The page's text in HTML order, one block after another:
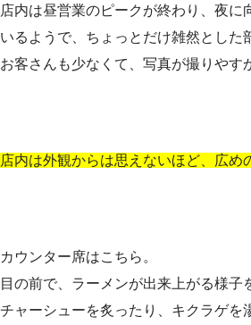
店内は昼営業のピークが終わり、夜に
いるようで、ちょっとだけ雑然とした
お客さんも少なくて、写真が撮りやす
店内は外観からは思えないほど、広め
カウンター席はこちら。
目の前で、ラーメンが出来上がる様子
チャーシューを炙ったり、キクラゲを